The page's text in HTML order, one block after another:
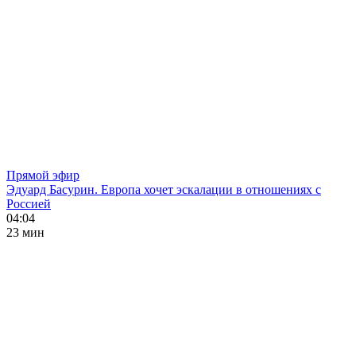
Прямой эфир
Эдуард Басурин. Европа хочет эскалации в отношениях с
Россией
04:04
23 мин